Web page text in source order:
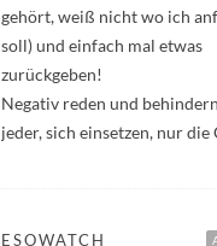
gehört, weiß nicht wo ich
soll) und einfach mal etwas
zurückgeben!
Negativ reden und
jeder, sich einsetzen, nur die
ESOWATCH